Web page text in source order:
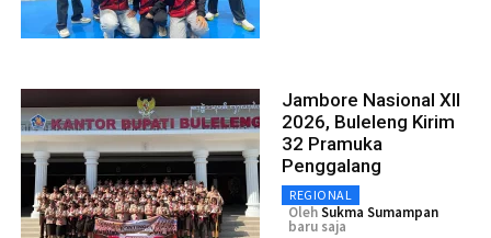
Jambore Nasional XII
2026, Buleleng Kirim
32 Pramuka
Penggalang
REGIONAL
OlehSukma Sumampan
baru saja